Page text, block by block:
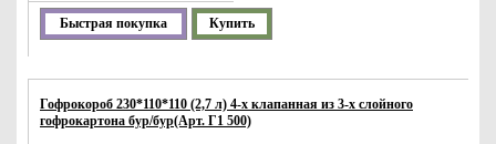
Быстрая покупка Купить
Гофрокороб 230*110*110 (2,7 л) 4-х клапанная из 3-х слойного
гофрокартона бур/бур(Арт. Г1 500)